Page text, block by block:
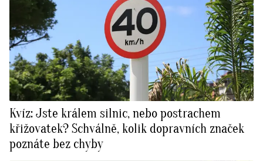
Kvíz: Jste králem silnic, nebo postrachem
křižovatek? Schválně, kolik dopravních značek
poznáte bez chyby